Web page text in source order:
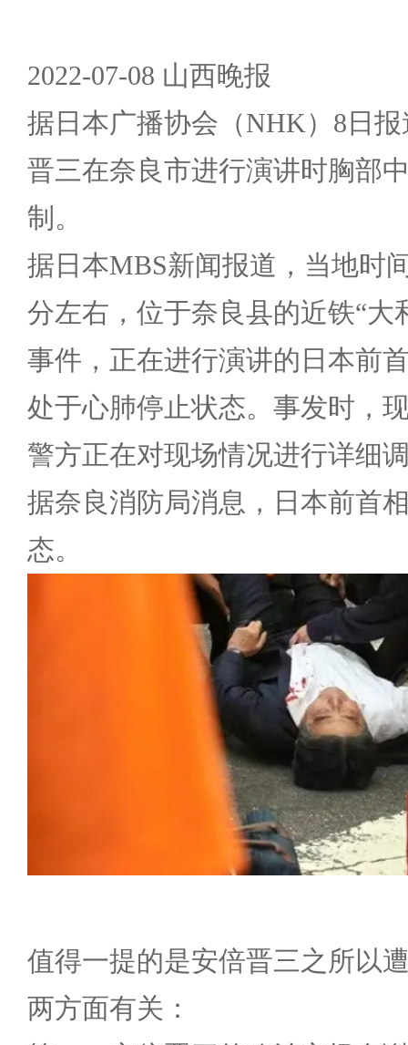
2022-07-08 山西晚报
据日本广播协会（NHK）8日
晋三在奈良市进行演讲时胸部
制。
据日本MBS新闻报道，当地时
分左右，位于奈良县的近铁“大
事件，正在进行演讲的日本前
处于心肺停止状态。事发时，
警方正在对现场情况进行详细
据奈良消防局消息，日本前首
态。
值得一提的是安倍晋三之所以
两方面有关：